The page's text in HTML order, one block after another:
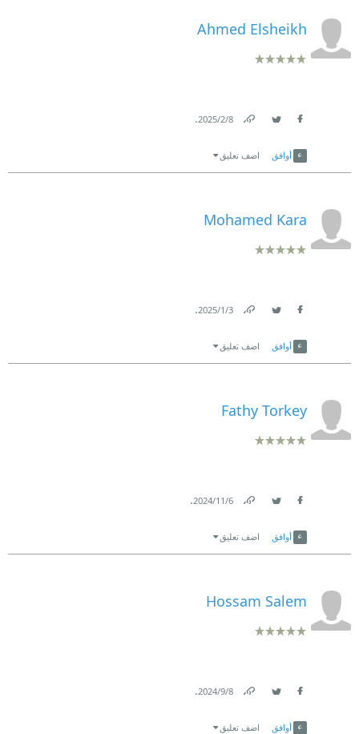
Ahmed Elsheikh
8‏/2‏/2025
.
أوافق اضف تعليق
Mohamed Kara
3‏/1‏/2025
.
أوافق اضف تعليق
Fathy Torkey
6‏/11‏/2024
.
أوافق اضف تعليق
Hossam Salem
8‏/9‏/2024
.
أوافق اضف تعليق